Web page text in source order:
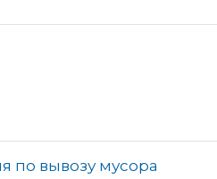
по вывозу мусора